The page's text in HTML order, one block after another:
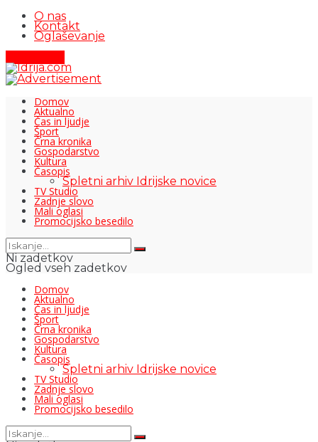
O nas
Kontakt
Oglaševanje
Domov
Aktualno
Čas in ljudje
Šport
Črna kronika
Gospodarstvo
Kultura
Časopis
Spletni arhiv Idrijske novice
TV Studio
Zadnje slovo
Mali oglasi
Promocijsko besedilo
Ni zadetkov
Ogled vseh zadetkov
Domov
Aktualno
Čas in ljudje
Šport
Črna kronika
Gospodarstvo
Kultura
Časopis
Spletni arhiv Idrijske novice
TV Studio
Zadnje slovo
Mali oglasi
Promocijsko besedilo